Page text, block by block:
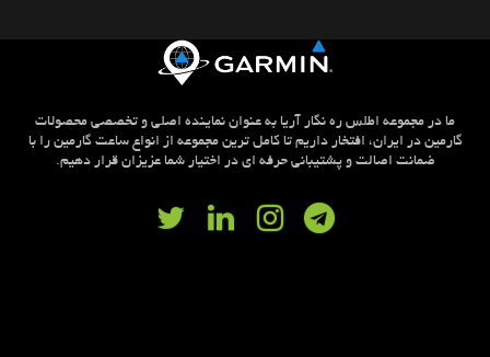
ما در مجموعه اطلس ره نگار آریا به عنوان نماینده اصلی و تخصصی محصولات
گارمین در ایران، افتخار داریم تا کامل ترین مجموعه از انواع ساعت گارمین را با
ضمانت اصالت و پشتیبانی حرفه ای در اختیار شما عزیزان قرار دهیم.